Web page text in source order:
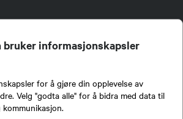
bruker informasjonskapsler
for å gjøre din opplevelse av
Velg "godta alle" for å bidra med data til
viktigste miljøene for formidling av kunnskap om jakt og
nøytral organisasjon, men har et sterkt jakt-, fiske-, og
saker.